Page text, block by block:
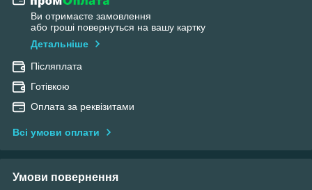
Ви отримаєте замовлення
або гроші повернуться на вашу картку
Детальніше
Післяплата
Готівкою
Оплата за реквізитами
Всі умови оплати
Умови повернення